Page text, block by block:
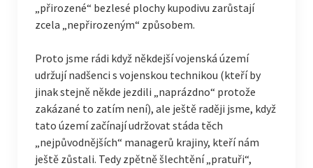
„přirozené“ bezlesé plochy kupodivu zarůstají
zcela „nepřirozeným“ způsobem.
Proto jsme rádi když někdejší vojenská území
udržují nadšenci s vojenskou technikou (kteří by
jinak stejně někde jezdili „naprázdno“ protože
zakázané to zatím není), ale ještě raději jsme, když
tato území začínají udržovat stáda těch
„nejpůvodnějších“ managerů krajiny, kteří nám
ještě zůstali. Tedy zpětně šlechtění „pratuři“,